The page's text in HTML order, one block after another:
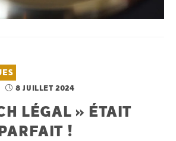
8 JUILLET 2024
LÉGAL » ÉTAIT
!